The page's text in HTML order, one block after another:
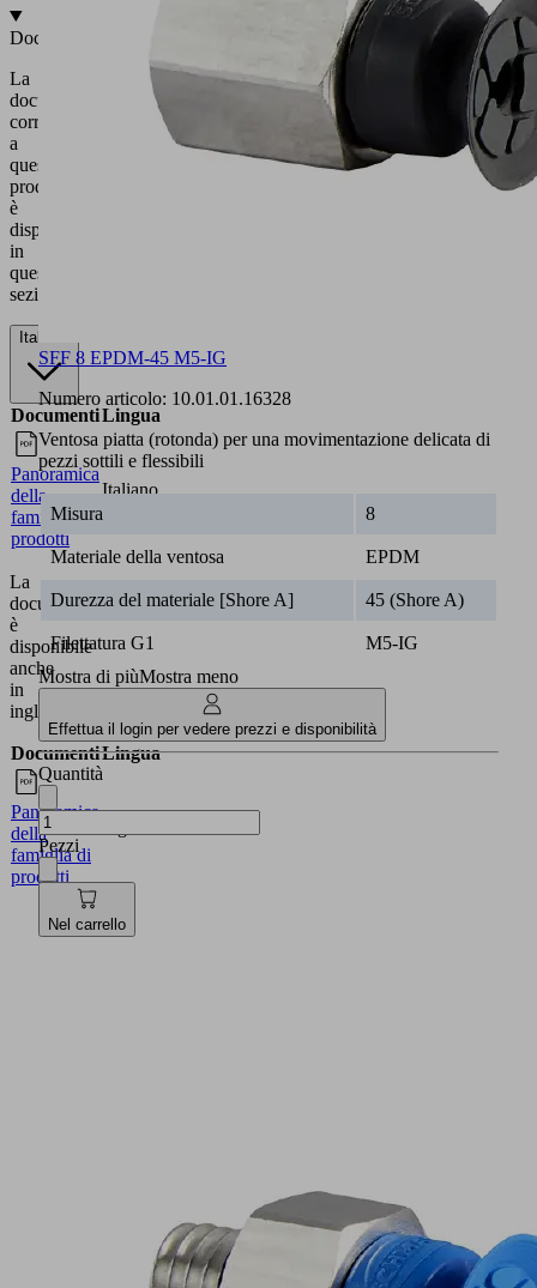
Documentazione
La
documentazione
corrispondente
a
questo
prodotto
è
disponibile
in
questa
sezione.
Italiano
DocumentiLingua
Panoramica
della
famiglia di
prodotti
Italiano
La
documentazione
è
disponibile
anche
in
inglese.
DocumentiLingua
Panoramica
della
famiglia di
prodotti
SFF 8 EPDM-45 M5-IG
Numero articolo: 10.01.01.16328
Ventosa piatta (rotonda) per una movimentazione delicata di
pezzi sottili e flessibili
Misura 8
Materiale della ventosa EPDM
Durezza del materiale [Shore A] 45 (Shore A)
Filettatura G1
M5-IG
Mostra di piùMostra meno
Effettua il login per vedere prezzi e disponibilità
Quantità
Pezzi
Nel carrello